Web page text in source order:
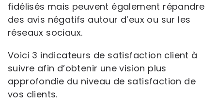
fidélisés mais peuvent également répandre
des avis négatifs autour d’eux ou sur les
réseaux sociaux.
Voici 3 indicateurs de satisfaction client à
suivre afin d’obtenir une vision plus
approfondie du niveau de satisfaction de
vos clients.